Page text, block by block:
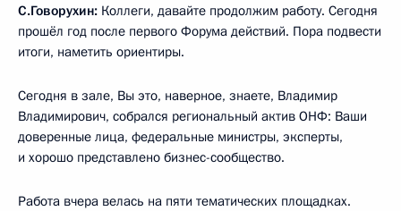
С.Говорухин: Коллеги, давайте продолжим работу. Сегодня
прошёл год после первого Форума действий. Пора подвести
итоги, наметить ориентиры.
Сегодня в зале, Вы это, наверное, знаете, Владимир
Владимирович, собрался региональный актив ОНФ: Ваши
доверенные лица, федеральные министры, эксперты,
и хорошо представлено бизнес-сообщество.
Работа вчера велась на пяти тематических площадках.